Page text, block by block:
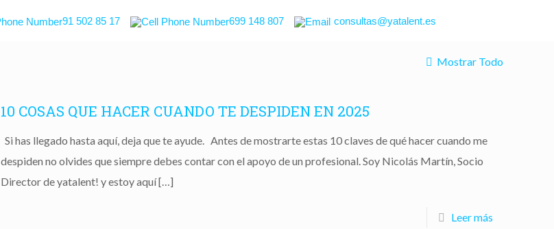
91 502 85 17 699 148 807 consultas@yatalent.es
Mostrar Todo
10 COSAS QUE HACER CUANDO TE DESPIDEN EN 2025
Si has llegado hasta aquí, deja que te ayude. Antes de mostrarte estas 10 claves de qué hacer cuando me
despiden no olvides que siempre debes contar con el apoyo de un profesional. Soy Nicolás Martín, Socio
Director de yatalent! y estoy aquí[…]
Leer más